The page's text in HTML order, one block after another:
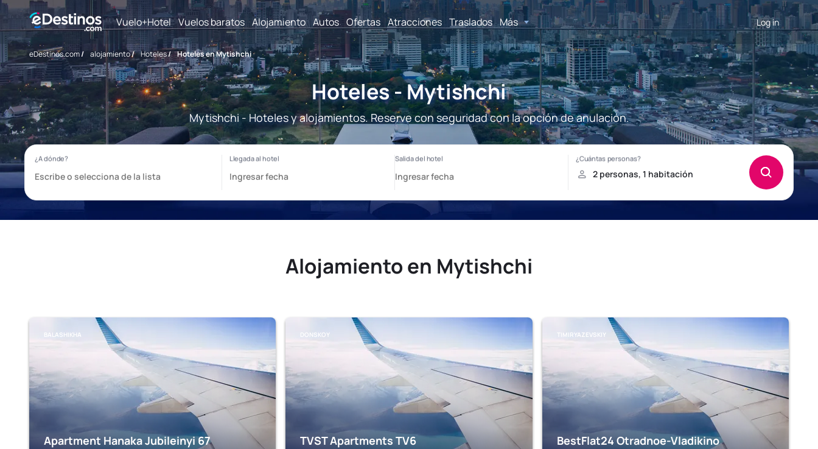
Vuelo+Hotel Vuelos baratos Alojamiento Autos Ofertas Atracciones Traslados Más Log in
eDestinos.com/ alojamiento/ Hoteles/ Hoteles en Mytishchi
Hoteles - Mytishchi
Mytishchi - Hoteles y alojamientos. Reserve con seguridad con la opción de anulación.
Alojamiento en Mytishchi
BALASHIKHA
Apartment Hanaka Jubileinyi 67
DONSKOY
TVST Apartments TV6
TIMIRYAZEVSKIY
BestFlat24 Otradnoe-Vladikino